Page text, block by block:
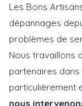
Les Bons
dépannages
problèmes de
Nous travaillons
partenaires
particulièrement
nous